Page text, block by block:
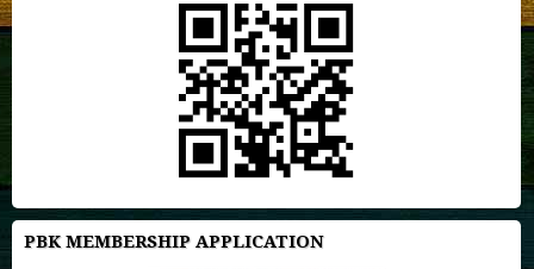
PBK MEMBERSHIP APPLICATION